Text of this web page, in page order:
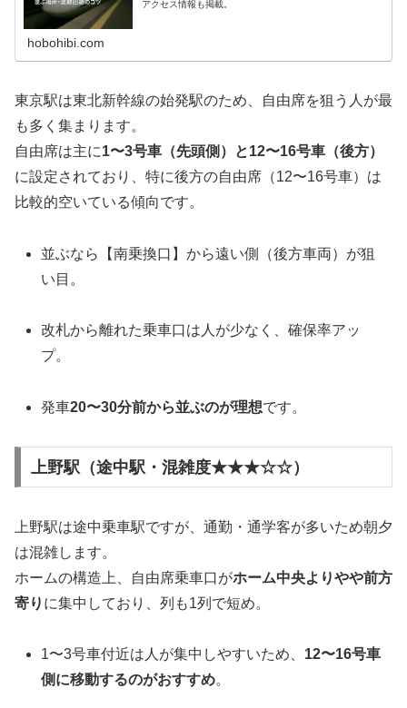
アクセス情報も掲載。
hobohibi.com
東京駅は東北新幹線の始発駅のため、自由席を狙う人が最
も多く集まります。
自由席は主に1〜3号車（先頭側）と12〜16号車（後方）
に設定されており、特に後方の自由席（12〜16号車）は
比較的空いている傾向です。
並ぶなら【南乗換口】から遠い側（後方車両）が狙
い目。
改札から離れた乗車口は人が少なく、確保率アッ
プ。
発車20〜30分前から並ぶのが理想です。
上野駅（途中駅・混雑度★★★☆☆）
上野駅は途中乗車駅ですが、通勤・通学客が多いため朝夕
は混雑します。
ホームの構造上、自由席乗車口がホーム中央よりやや前方
寄り に集中しており、列も1列で短め。
1〜3号車付近は人が集中しやすいため、 12〜16号車
側に移動するのがおすすめ。